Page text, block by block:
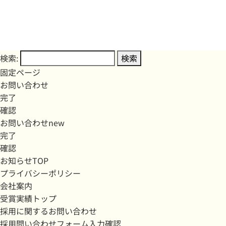
検索:
固定ページ
お問い合わせ
完了
確認
お問い合わせnew
完了
確認
お知らせTOP
プライバシーポリシー
会社案内
受賞実績トップ
採用に関するお問い合わせ
採用問い合わせフォーム入力確認